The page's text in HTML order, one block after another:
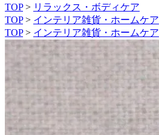
TOP > リラックス・ボディケア
TOP > インテリア雑貨・ホームケア
TOP > インテリア雑貨・ホームケア